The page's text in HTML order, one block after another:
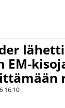
EM-
16:10